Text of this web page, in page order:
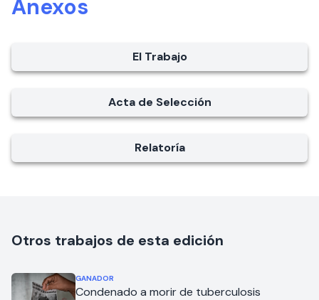
Anexos
El Trabajo
Acta de Selección
Relatoría
Otros trabajos de esta edición
GANADOR
Condenado a morir de tuberculosis